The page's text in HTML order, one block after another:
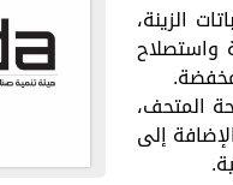
الزينة،
واستصلاح
مخفضة.
المتحف،
إلى